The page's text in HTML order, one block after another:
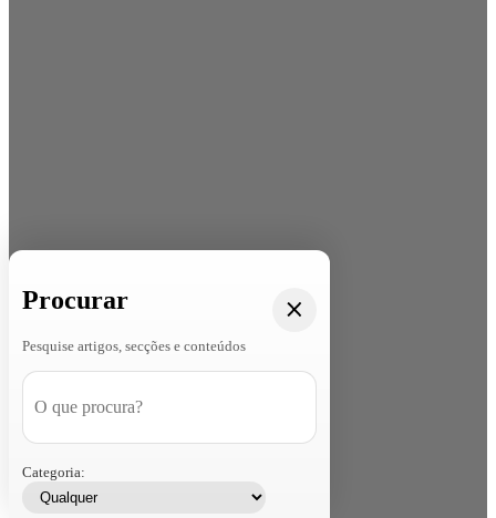
Procurar
Pesquise artigos, secções e conteúdos
Categoria: